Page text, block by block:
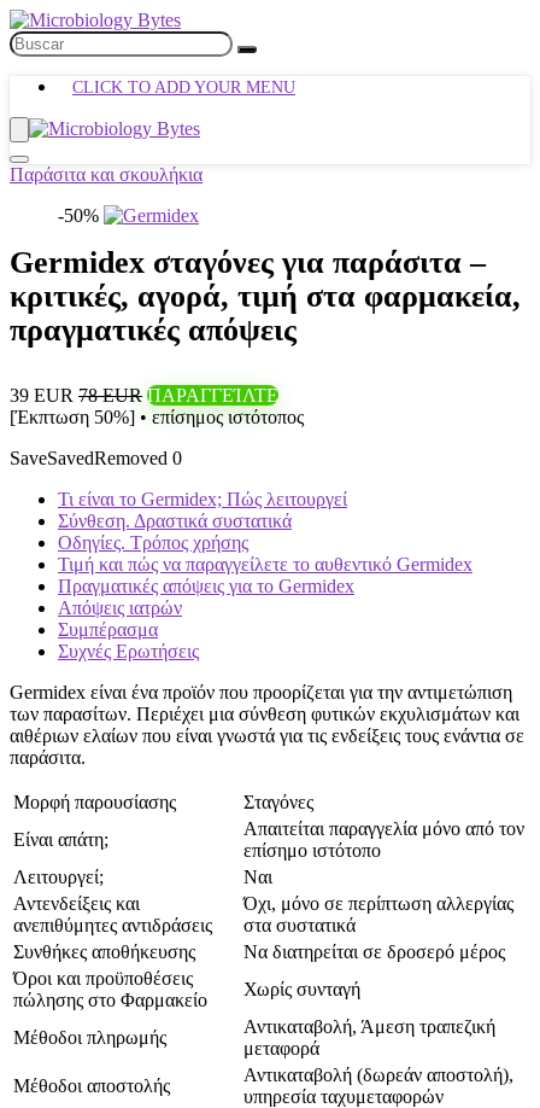
CLICK TO ADD YOUR MENU
Παράσιτα και σκουλήκια
-50%
Germidex σταγόνες για παράσιτα –
κριτικές, αγορά, τιμή στα φαρμακεία,
πραγματικές απόψεις
39 EUR 78 EUR ΠΑΡΑΓΓΕΊΛΤΕ
[Έκπτωση 50%] • επίσημος ιστότοπος
SaveSavedRemoved 0
Τι είναι το Germidex; Πώς λειτουργεί
Σύνθεση. Δραστικά συστατικά
Οδηγίες. Τρόπος χρήσης
Τιμή και πώς να παραγγείλετε το αυθεντικό Germidex
Πραγματικές απόψεις για το Germidex
Απόψεις ιατρών
Συμπέρασμα
Συχνές Ερωτήσεις
Germidex είναι ένα προϊόν που προορίζεται για την αντιμετώπιση
των παρασίτων. Περιέχει μια σύνθεση φυτικών εκχυλισμάτων και
αιθέριων ελαίων που είναι γνωστά για τις ενδείξεις τους ενάντια σε
παράσιτα.
Μορφή παρουσίασης
Σταγόνες
Είναι απάτη;
Απαιτείται παραγγελία μόνο από τον
επίσημο ιστότοπο
Λειτουργεί;
Ναι
Αντενδείξεις και
ανεπιθύμητες αντιδράσεις
Όχι, μόνο σε περίπτωση αλλεργίας
στα συστατικά
Συνθήκες αποθήκευσης
Να διατηρείται σε δροσερό μέρος
Όροι και προϋποθέσεις
πώλησης στο Φαρμακείο
Χωρίς συνταγή
Μέθοδοι πληρωμής
Αντικαταβολή, Άμεση τραπεζική
μεταφορά
Μέθοδοι αποστολής
Αντικαταβολή (δωρεάν αποστολή),
υπηρεσία ταχυμεταφορών